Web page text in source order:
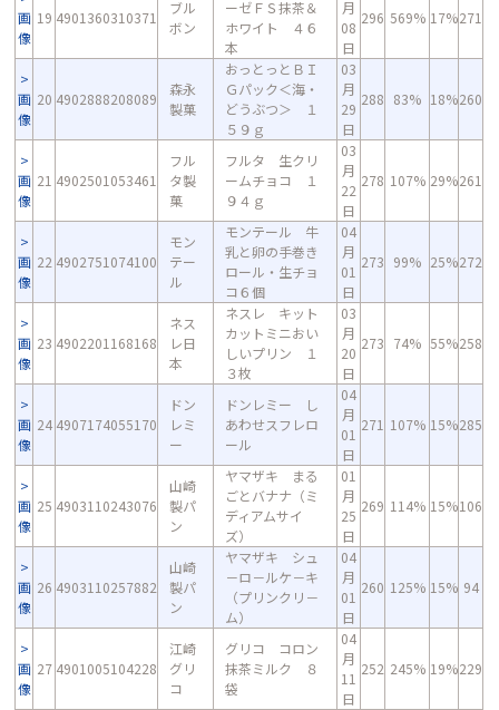
画
像
19 4901360310371
ブル
ボン
ーゼＦＳ抹茶＆
ホワイト ４６
本
月
08
日
296 569% 17%271
画
像
20 4902888208089
森永
製菓
おっとっとＢＩ
Ｇパック＜海・
どうぶつ＞ １
５９ｇ
03
月
29
日
288 83% 18%260
画
像
21 4902501053461
フル
タ製
菓
フルタ 生クリ
ームチョコ １
９４ｇ
03
月
22
日
278 107% 29%261
画
像
22 4902751074100
モン
テー
ル
モンテール 牛
乳と卵の手巻き
ロール・生チョ
コ６個
04
月
01
日
273 99% 25%272
画
像
23 4902201168168
ネス
レ日
本
ネスレ キット
カットミニおい
しいプリン １
３枚
03
月
20
日
273 74% 55%258
画
像
24 4907174055170
ドン
レミ
ー
ドンレミー し
あわせスフレロ
ール
04
月
01
日
271 107% 15%285
画
像
25 4903110243076
山崎
製パ
ン
ヤマザキ まる
ごとバナナ（ミ
ディアムサイ
ズ）
01
月
25
日
269 114% 15%106
画
像
26 4903110257882
山崎
製パ
ン
ヤマザキ シュ
－ロ－ルケ－キ
（プリンクリ－
ム）
04
月
01
日
260 125% 15% 94
画
像
27 4901005104228
江崎
グリ
コ
グリコ コロン
抹茶ミルク ８
袋
04
月
11
日
252 245% 19%229